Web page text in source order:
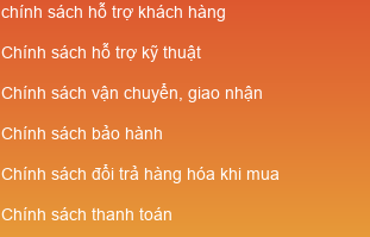
chính sách hỗ trợ khách hàng
Chính sách hỗ trợ kỹ thuật
Chính sách vận chuyển, giao nhận
Chính sách bảo hành
Chính sách đổi trả hàng hóa khi mua
Chính sách thanh toán